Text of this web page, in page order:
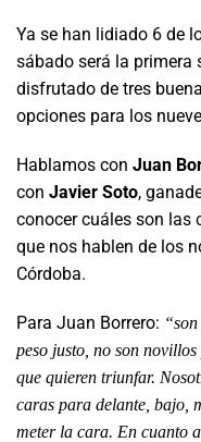
Ya se han lidiado 6 de
sábado será la primera
disfrutado de tres
opciones para los
Hablamos con Juan
con Javier Soto,
conocer cuáles son las
que nos hablen de los
Córdoba.
Para Juan Borrero:
peso justo, no son
que quieren triunfar.
caras para delante, bajo,
meter la cara. En cuanto